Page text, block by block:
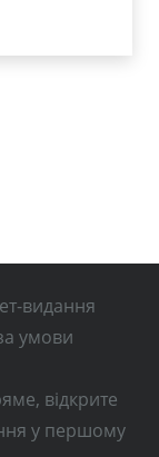
видання
умови
відкрите
у першому